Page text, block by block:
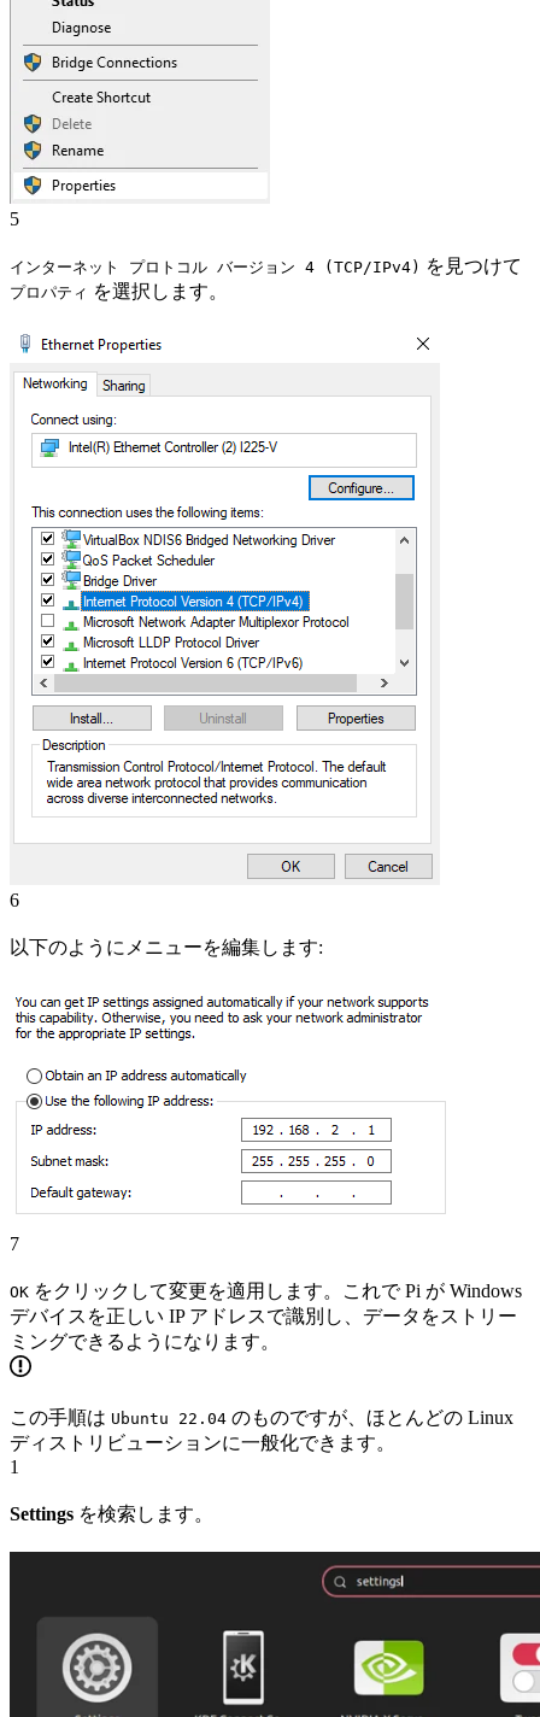
5
インターネット プロトコル バージョン 4 (TCP/IPv4) を見つけて
プロパティ を選択します。
6
以下のようにメニューを編集します:
7
OK をクリックして変更を適用します。これで Pi が Windows
デバイスを正しい IP アドレスで識別し、データをストリー
ミングできるようになります。
この手順は Ubuntu 22.04 のものですが、ほとんどの Linux
ディストリビューションに一般化できます。
1
Settings を検索します。